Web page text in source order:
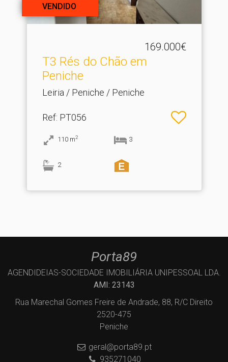
VENDIDO
169.000€
T3 Rés do Chão em
Peniche
Leiria / Peniche / Peniche
Ref: PT056
110 m2 3
2
Porta89
AGENDIDEIAS-SOCIEDADE IMOBILIÁRIA UNIPESSOAL LDA.
AMI: 23143
Rua Marechal Gomes Freire de Andrade, 88, R/C Direito
2520-475
Peniche
geral@porta89.pt
935271040